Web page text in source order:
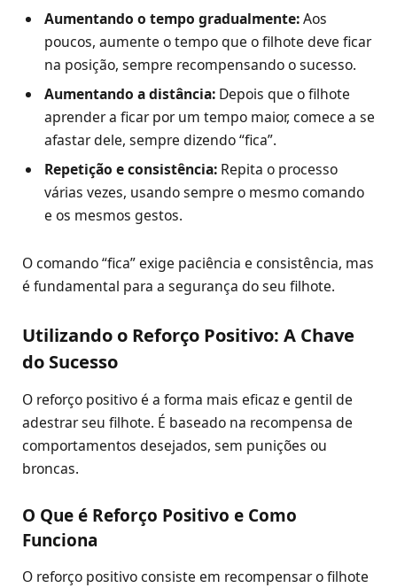
Aumentando o tempo gradualmente:Aos
poucos, aumente o tempo que o filhote deve ficar
na posição, sempre recompensando o sucesso.
Aumentando a distância: Depois que o filhote
aprender a ficar por um tempo maior, comece a se
afastar dele, sempre dizendo “fica”.
Repetição e consistência: Repita o processo
várias vezes, usando sempre o mesmo comando
e os mesmos gestos.
O comando “fica” exige paciência e consistência, mas
é fundamental para a segurança do seu filhote.
Utilizando o Reforço Positivo: A Chave
do Sucesso
O reforço positivo é a forma mais eficaz e gentil de
adestrar seu filhote. É baseado na recompensa de
comportamentos desejados, sem punições ou
broncas.
O Que é Reforço Positivo e Como
Funciona
O reforço positivo consiste em recompensar o filhote